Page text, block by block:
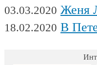
03.03.2020 Женя
18.02.2020 В